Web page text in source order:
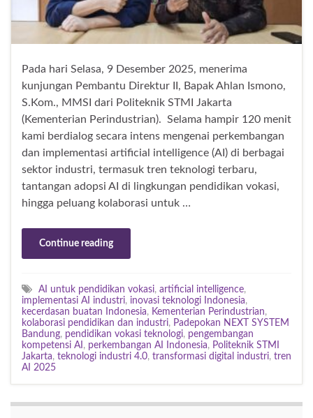
Pada hari Selasa, 9 Desember 2025, menerima
kunjungan Pembantu Direktur II, Bapak Ahlan Ismono,
S.Kom., MMSI dari Politeknik STMI Jakarta
(Kementerian Perindustrian). Selama hampir 120 menit
kami berdialog secara intens mengenai perkembangan
dan implementasi artificial intelligence (AI) di berbagai
sektor industri, termasuk tren teknologi terbaru,
tantangan adopsi AI di lingkungan pendidikan vokasi,
hingga peluang kolaborasi untuk …
Continue reading
AI untuk pendidikan vokasi, artificial intelligence,
implementasi AI industri, inovasi teknologi Indonesia,
kecerdasan buatan Indonesia, Kementerian Perindustrian,
kolaborasi pendidikan dan industri, Padepokan NEXT SYSTEM
Bandung, pendidikan vokasi teknologi, pengembangan
kompetensi AI , perkembangan AI Indonesia, Politeknik STMI
Jakarta, teknologi industri 4.0, transformasi digital industri, tren
AI 2025